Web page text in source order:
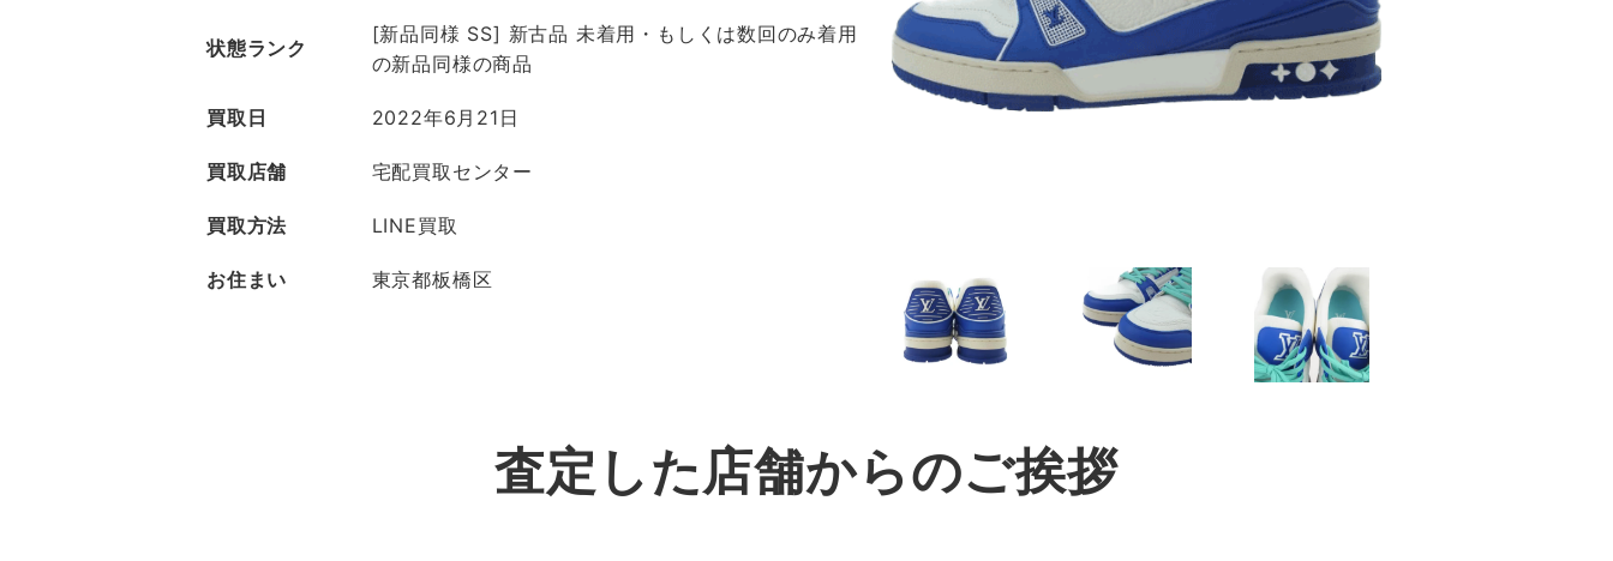
状態ランク
[新品同様 SS] 新古品 未着用・もしくは数回のみ着用
の新品同様の商品
買取日 2022年6月21日
買取店舗 宅配買取センター
買取方法 LINE買取
お住まい 東京都板橋区
査定した店舗からのご挨拶